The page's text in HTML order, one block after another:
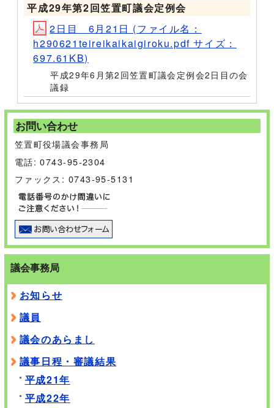
平成29年第2回笠置町議会定例会
2日目 6月21日 (ファイル名：
h290621teireikaikaigiroku.pdf サイズ：
697.61KB)
平成29年6月第2回笠置町議会定例会2日目の会
議録
お問い合わせ
笠置町役場議会事務局
電話: 0743-95-2304
ファックス: 0743-95-5131
議会事務局
お知らせ
議員
議会のあらまし
議事日程・審議結果
平成21年
平成22年